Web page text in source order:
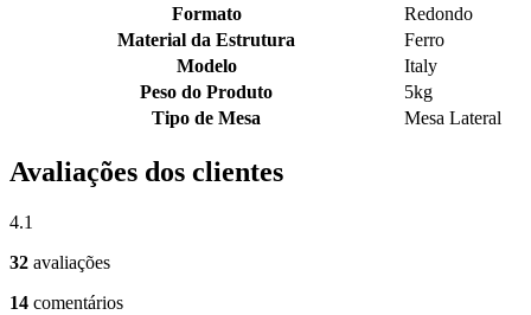
Formato
Redondo
Material da Estrutura
Ferro
Modelo
Italy
Peso do Produto
5kg
Tipo de Mesa
Mesa Lateral
Avaliações dos clientes
4.1
32 avaliações
14 comentários